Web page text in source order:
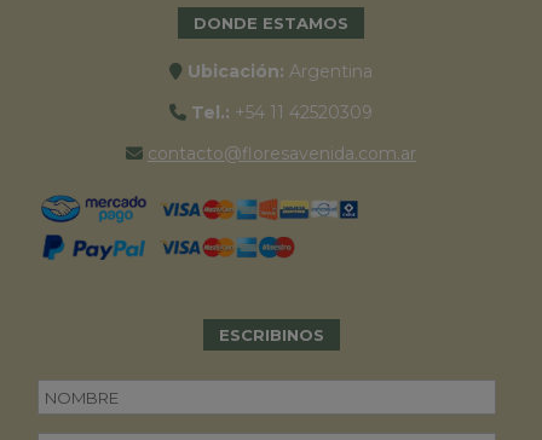
DONDE ESTAMOS
Ubicación: Argentina
Tel.: +54 11 42520309
contacto@floresavenida.com.ar
ESCRIBINOS